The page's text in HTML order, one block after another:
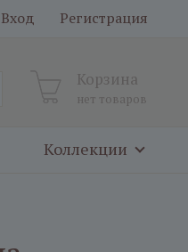
Вход Регистрация
Корзина
нет товаров
Коллекции